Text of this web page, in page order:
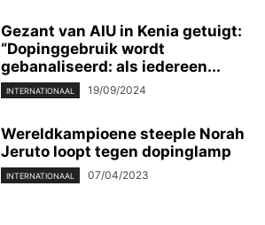
Gezant van AIU in Kenia getuigt:
“Dopinggebruik wordt
gebanaliseerd: als iedereen...
INTERNATIONAAL 19/09/2024
Wereldkampioene steeple Norah
Jeruto loopt tegen dopinglamp
INTERNATIONAAL 07/04/2023